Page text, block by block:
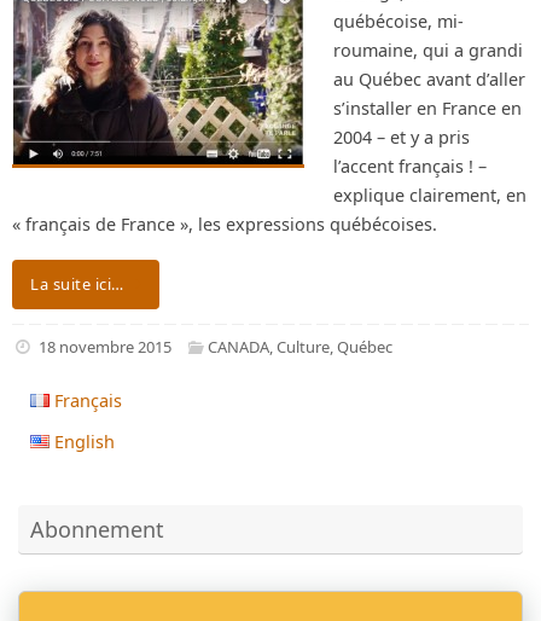
québécoise, mi-
roumaine, qui a grandi
au Québec avant d’aller
s’installer en France en
2004 – et y a pris
l’accent français ! –
explique clairement, en
« français de France », les expressions québécoises.
La suite ici…
18 novembre 2015 CANADA,Culture,Québec
Français
English
Abonnement